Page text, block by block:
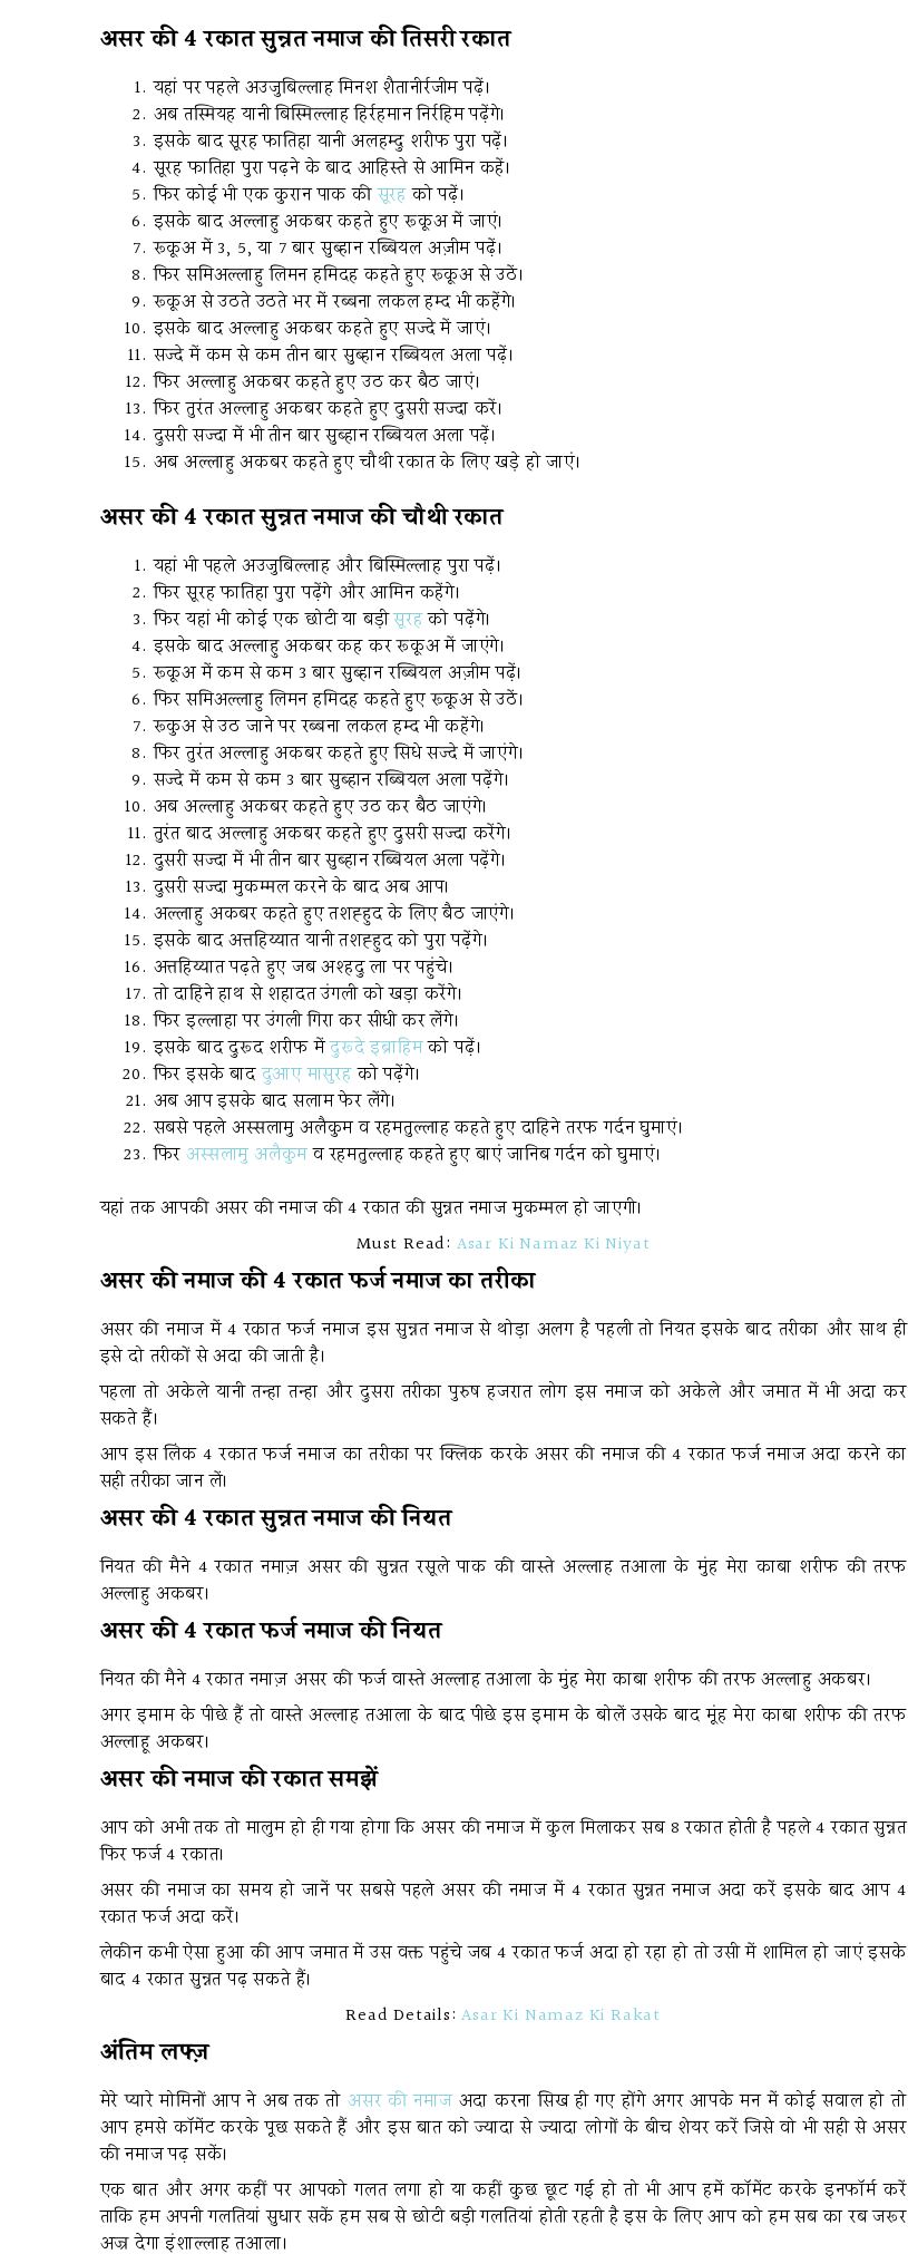
असर की 4 रकात सुन्नत नमाज की तिसरी रकात
यहां पर पहले अउजुबिल्लाह मिनश शैतानीर्रजीम पढ़ें।
अब तस्मियह यानी बिस्मिल्लाह हिर्रहमान निर्रहिम पढ़ेंगे।
इसके बाद सूरह फातिहा यानी अलहम्दु शरीफ पुरा पढ़ें।
सूरह फातिहा पुरा पढ़ने के बाद आहिस्ते से आमिन कहें।
फिर कोई भी एक कुरान पाक कीसूरहको पढ़ें।
इसके बाद अल्लाहु अकबर कहते हुए रूकूअ में जाएं।
रूकूअ में 3, 5, या 7 बार सुब्हान रब्बियल अज़ीम पढ़ें।
फिर समिअल्लाहु लिमन हमिदह कहते हुए रूकूअ से उठें।
रूकूअ से उठते उठते भर में रब्बना लकल हम्द भी कहेंगे।
इसके बाद अल्लाहु अकबर कहते हुए सज्दे में जाएं।
सज्दे में कम से कम तीन बार सुब्हान रब्बियल अला पढ़ें।
फिर अल्लाहु अकबर कहते हुए उठ कर बैठ जाएं।
फिर तुरंत अल्लाहु अकबर कहते हुए दुसरी सज्दा करें।
दुसरी सज्दा में भी तीन बार सुब्हान रब्बियल अला पढ़ें।
अब अल्लाहु अकबर कहते हुए चौथी रकात के लिए खड़े हो जाएं‌।
असर की 4 रकात सुन्नत नमाज की चौथी रकात
यहां भी पहले अउजुबिल्लाह और बिस्मिल्लाह पुरा पढ़ें।
फिर सूरह फातिहा पुरा पढ़ेंगे और आमिन कहेंगे।
फिर यहां भी कोई एक छोटी या बड़ीसूरहको पढ़ेंगे।
इसके बाद अल्लाहु अकबर कह कर रूकूअ में जाएंगे।
रूकूअ में कम से कम 3 बार सुब्हान रब्बियल अज़ीम पढ़ें।
फिर समिअल्लाहु लिमन हमिदह कहते हुए रूकूअ से उठें।
रूकुअ से उठ जाने पर रब्बना लकल हम्द भी कहेंगे।
फिर तुरंत अल्लाहु अकबर कहते हुए सिधे सज्दे में जाएंगे।
सज्दे में कम से कम 3 बार सुब्हान रब्बियल अला पढ़ेंगे।
अब अल्लाहु अकबर कहते हुए उठ कर बैठ जाएंगे।
तुरंत बाद अल्लाहु अकबर कहते हुए दुसरी सज्दा करेंगे।
दुसरी सज्दा में भी तीन बार सुब्हान रब्बियल अला पढ़ेंगे।
दुसरी सज्दा मुकम्मल करने के बाद अब आप।
अल्लाहु अकबर कहते हुए तशह्हुद के लिए बैठ जाएंगे।
इसके बाद अत्तहिय्यात यानी तशह्हुद को पुरा पढ़ेंगे।
अत्तहिय्यात पढ़ते हुए जब अश्हदु ला पर पहुंचे।
तो दाहिने हाथ से शहादत उंगली को खड़ा करेंगे।
फिर इल्लाहा पर उंगली गिरा कर सीधी कर लेंगे।
इसके बाद दुरूद शरीफ मेंदुरूदे इब्राहिमको पढ़ें।
फिर इसके बाददुआए मासुरहको पढ़ेंगे।
अब आप इसके बाद सलाम फेर लेंगे।
सबसे पहले अस्सलामु अलैकुम व रहमतुल्लाह कहते हुए दाहिने तरफ गर्दन घुमाएं।
फिर अस्सलामु अलैकुमव रहमतुल्लाह कहते हुए बाएं जानिब गर्दन को घुमाएं।
यहां तक आपकी असर की नमाज की 4 रकात की सुन्नत नमाज मुकम्मल हो जाएगी।
Must Read: Asar Ki Namaz Ki Niyat
असर की नमाज की 4 रकात फर्ज नमाज का तरीका
असर की नमाज में 4 रकात फर्ज नमाज इस सुन्नत नमाज से थोड़ा अलग है पहली तो नियत इसके बाद तरीका और साथ ही
इसे दो तरीकों से अदा की जाती है।
पहला तो अकेले यानी तन्हा तन्हा और दुसरा तरीका पुरुष हजरात लोग इस नमाज को अकेले और जमात में भी अदा कर
सकते हैं।
आप इस लिंक 4 रकात फर्ज नमाज का तरीका पर क्लिक करके असर की नमाज की 4 रकात फर्ज नमाज अदा करने का
सही तरीका जान लें।
असर की 4 रकात सुन्नत नमाज की नियत
नियत की मैने 4 रकात नमाज़ असर की सुन्नत रसूले पाक की वास्ते अल्लाह तआला के मुंह मेरा काबा शरीफ की तरफ
अल्लाहु अकबर।
असर की 4 रकात फर्ज नमाज की नियत
नियत की मैने 4 रकात नमाज़ असर की फर्ज वास्ते अल्लाह तआला के मुंह मेरा काबा शरीफ की तरफ अल्लाहु अकबर।
अगर इमाम के पीछे हैं तो वास्ते अल्लाह तआला के बाद पीछे इस इमाम के बोलें उसके बाद मूंह मेरा काबा शरीफ की तरफ
अल्लाहू अकबर।
असर की नमाज की रकात समझें
आप को अभी तक तो मालुम हो ही गया होगा कि असर की नमाज में कुल मिलाकर सब 8 रकात होती है पहले 4 रकात सुन्नत
फिर फर्ज 4 रकात।
असर की नमाज का समय हो जानें पर सबसे पहले असर की नमाज में 4 रकात सुन्नत नमाज अदा करें इसके बाद आप 4
रकात फर्ज अदा करें।
लेकीन कभी ऐसा हुआ की आप जमात में उस वक्त पहुंचे जब 4 रकात फर्ज अदा हो रहा हो तो उसी में शामिल हो जाएं इसके
बाद 4 रकात सुन्नत पढ़ सकते हैं।
Read Details:Asar Ki Namaz Ki Rakat
अंतिम लफ्ज़
मेरे प्यारे मोमिनों आप ने अब तक तो असर की नमाजअदा करना सिख ही गए होंगे अगर आपके मन में कोई सवाल हो तो
आप हमसे कॉमेंट करके पूछ सकते हैं और इस बात को ज्यादा से ज्यादा लोगों के बीच शेयर करें जिसे वो भी सही से असर
की नमाज पढ़ सकें।
एक बात और अगर कहीं पर आपको गलत लगा हो या कहीं कुछ छूट गई हो तो भी आप हमें कॉमेंट करके इनफॉर्म करें
ताकि हम अपनी गलतियां सुधार सकें हम सब से छोटी बड़ी गलतियां होती रहती है इस के लिए आप को हम सब का रब जरूर
अज्र देगा इंशाल्लाह तआला।